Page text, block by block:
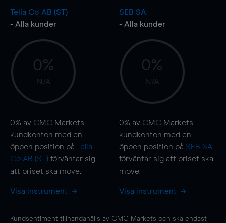
Telia Co AB (ST)
- Alla kunder
0%
N/A
0% av CMC Markets
kundkonton med en
öppen position på Telia
Co AB (ST) förväntar sig
att priset ska move.
Visa instrument
SEB SA
- Alla kunder
0%
N/A
0% av CMC Markets
kundkonton med en
öppen position på SEB SA
förväntar sig att priset ska
move.
Visa instrument
Kundsentiment tillhandahålls av CMC Markets och ska endast